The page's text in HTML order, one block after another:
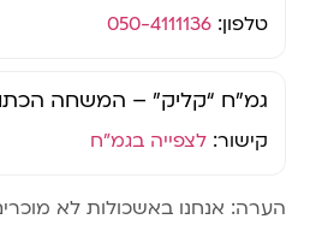
טלפון: 050-4111136
גמ"ח “קליק” – המשחה
קישור: לצפייה בגמ"ח
הערה: אנחנו באשכולות לא